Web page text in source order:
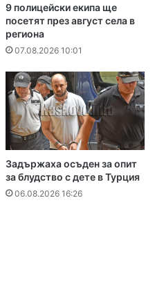
9 полицейски екипа ще
посетят през август села в
региона
07.08.2026 10:01
Задържаха осъден за опит
за блудство с дете в Турция
06.08.2026 16:26